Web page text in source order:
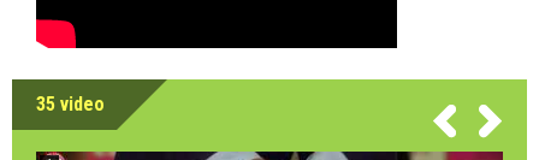
35 video